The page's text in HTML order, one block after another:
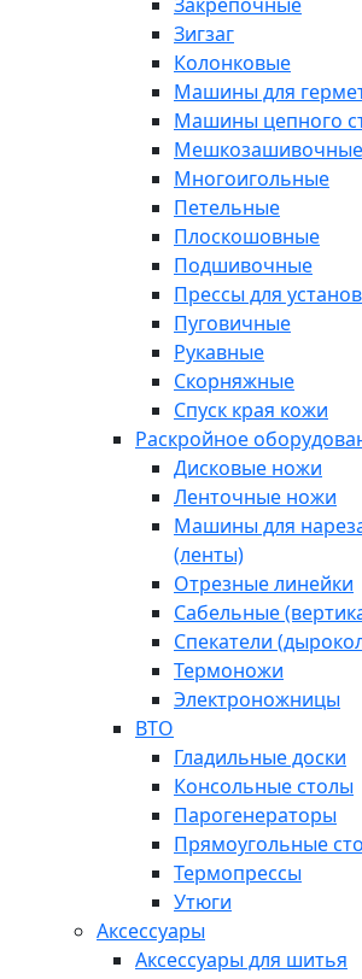
Закрепочные
Зигзаг
Колонковые
Машины для
Машины цепного
Мешкозашивочные
Многоигольные
Петельные
Плоскошовные
Подшивочные
Прессы для
Пуговичные
Рукавные
Скорняжные
Спуск края кожи
Раскройное
Дисковые ножи
Ленточные ножи
Машины для
(ленты)
Отрезные линейки
Сабельные
Спекатели
Термоножи
Электроножницы
ВТО
Гладильные доски
Консольные столы
Парогенераторы
Прямоугольные
Термопрессы
Утюги
Аксессуары
Аксессуары для шитья